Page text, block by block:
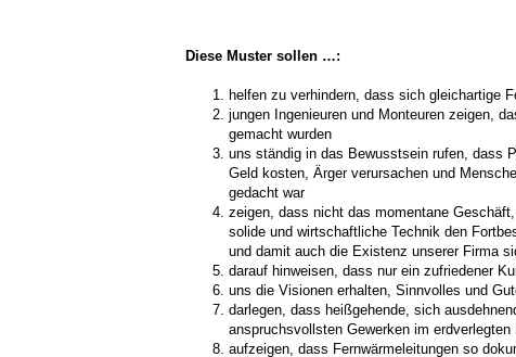
Diese Muster sollen …:
helfen zu verhindern, dass sich gleichartige
jungen Ingenieuren und Monteuren zeigen,
gemacht wurden
uns ständig in das Bewusstsein rufen, dass
Geld kosten, Ärger verursachen und
gedacht war
zeigen, dass nicht das momentane
solide und wirtschaftliche Technik den
und damit auch die Existenz unserer Firma
darauf hinweisen, dass nur ein zufriedener
uns die Visionen erhalten, Sinnvolles und
darlegen, dass heißgehende, sich
anspruchsvollsten Gewerken im erdverlegten
aufzeigen, dass Fernwärmeleitungen so